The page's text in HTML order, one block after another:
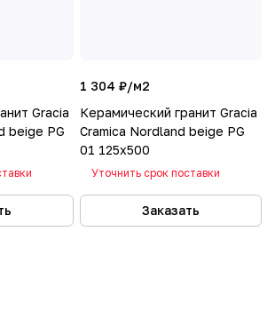
Gracia
beige PG
1 304 ₽/м2
Керамический гранит Gracia
Cramica Nordland beige PG
01 125x500
Уточнить срок поставки
Заказать